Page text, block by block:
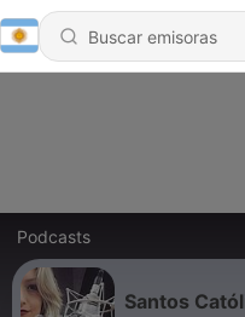
Podcasts
Santos